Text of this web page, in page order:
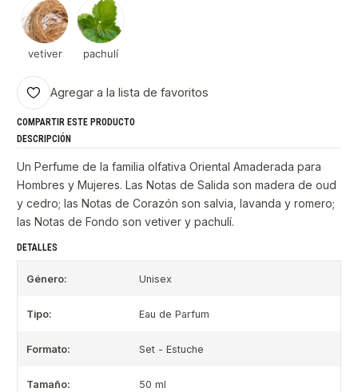
vetiver pachulí
Agregar a la lista de favoritos
COMPARTIR ESTE PRODUCTO
DESCRIPCIÓN
Un Perfume de la familia olfativa Oriental Amaderada para
Hombres y Mujeres. Las Notas de Salida son madera de oud
y cedro; las Notas de Corazón son salvia, lavanda y romero;
las Notas de Fondo son vetiver y pachulí.
DETALLES
Género: Unisex
Tipo: Eau de Parfum
Formato: Set - Estuche
Tamaño: 50 ml